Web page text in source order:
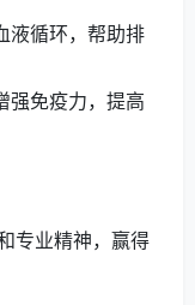
液循环，帮助排
强免疫力，提高
专业精神，赢得